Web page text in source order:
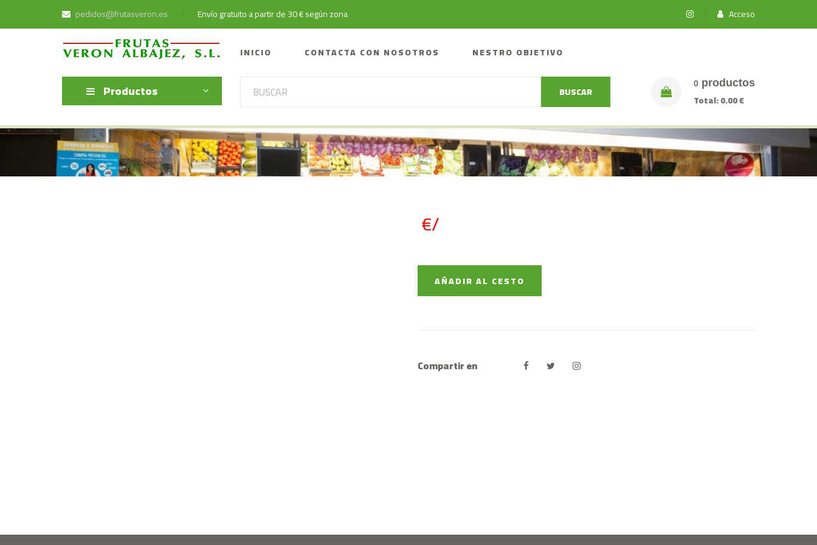
pedidos@frutasveron.es Envío gratuito a partir de 30 € según zona Acceso
INICIO CONTACTA CON NOSOTROS NESTRO OBJETIVO
Productos BUSCAR
0 productos
Total:0.00 €
€/
AÑADIR AL CESTO
Compartir en